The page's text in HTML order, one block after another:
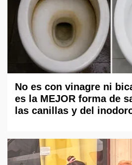
No es con vinagre ni
es la MEJOR forma de
las canillas y del